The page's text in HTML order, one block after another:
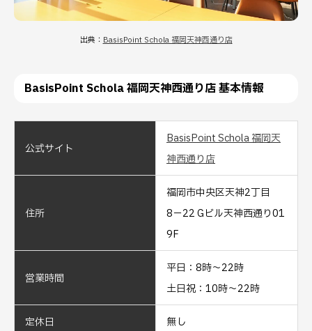
出典： BasisPoint Schola 福岡天神西通り店
BasisPoint Schola 福岡天神西通り店 基本情報
公式サイト
BasisPoint Schola 福岡天
神西通り店
住所
福岡市中央区天神2丁目
8−22 Gビル天神西通り01
9F
営業時間
平日：8時～22時
土日祝：10時～22時
定休日 無し